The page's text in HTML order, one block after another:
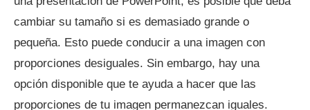
cambiar su tamaño si es demasiado grande o
pequeña. Esto puede conducir a una imagen con
proporciones desiguales. Sin embargo, hay una
opción disponible que te ayuda a hacer que las
proporciones de tu imagen permanezcan iguales.